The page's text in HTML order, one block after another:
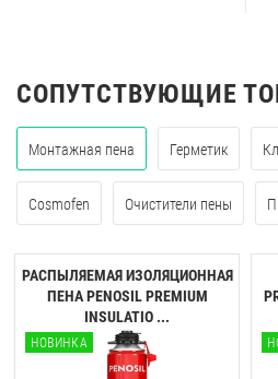
СОПУТСТВУЮЩИЕ
Монтажная пена Герметик
Cosmofen Очистители пены
РАСПЫЛЯЕМАЯ ИЗОЛЯЦИОННАЯ
ПЕНА PENOSIL PREMIUM
INSULATIO ...
НОВИНКА